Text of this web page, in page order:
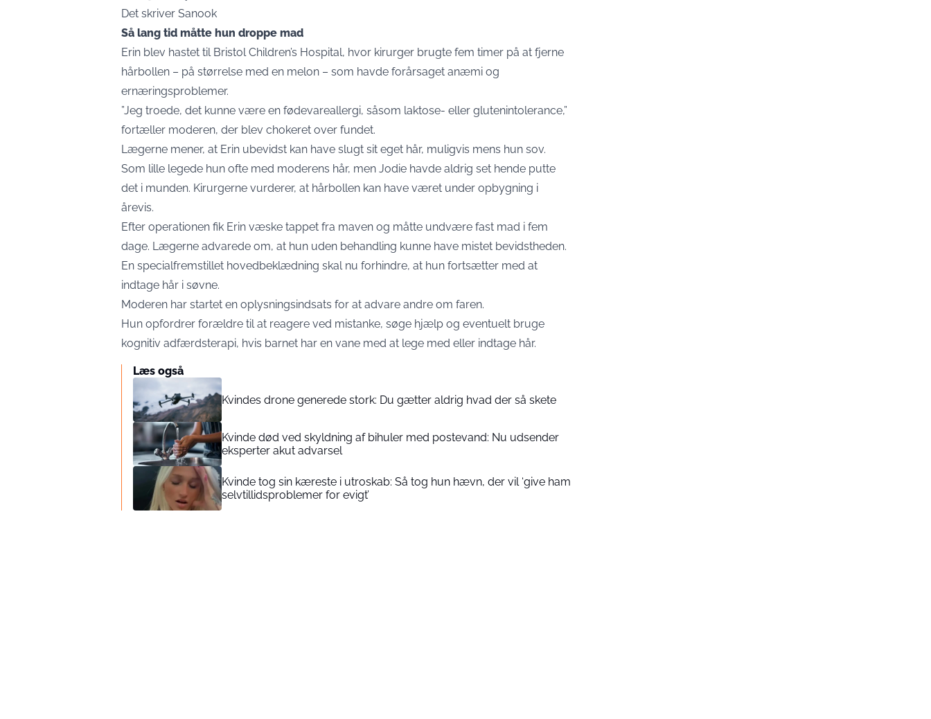
Det skriver Sanook
Så lang tid måtte hun droppe mad
Erin blev hastet til Bristol Children’s Hospital, hvor kirurger brugte fem timer på at fjerne
hårbollen – på størrelse med en melon – som havde forårsaget anæmi og
ernæringsproblemer.
”Jeg troede, det kunne være en fødevareallergi, såsom laktose- eller glutenintolerance,”
fortæller moderen, der blev chokeret over fundet.
Lægerne mener, at Erin ubevidst kan have slugt sit eget hår, muligvis mens hun sov.
Som lille legede hun ofte med moderens hår, men Jodie havde aldrig set hende putte
det i munden. Kirurgerne vurderer, at hårbollen kan have været under opbygning i
årevis.
Efter operationen fik Erin væske tappet fra maven og måtte undvære fast mad i fem
dage. Lægerne advarede om, at hun uden behandling kunne have mistet bevidstheden.
En specialfremstillet hovedbeklædning skal nu forhindre, at hun fortsætter med at
indtage hår i søvne.
Moderen har startet en oplysningsindsats for at advare andre om faren.
Hun opfordrer forældre til at reagere ved mistanke, søge hjælp og eventuelt bruge
kognitiv adfærdsterapi, hvis barnet har en vane med at lege med eller indtage hår.
Læs også
Kvindes drone generede stork: Du gætter aldrig hvad der så skete
Kvinde død ved skyldning af bihuler med postevand: Nu udsender
eksperter akut advarsel
Kvinde tog sin kæreste i utroskab: Så tog hun hævn, der vil ‘give ham
selvtillidsproblemer for evigt’